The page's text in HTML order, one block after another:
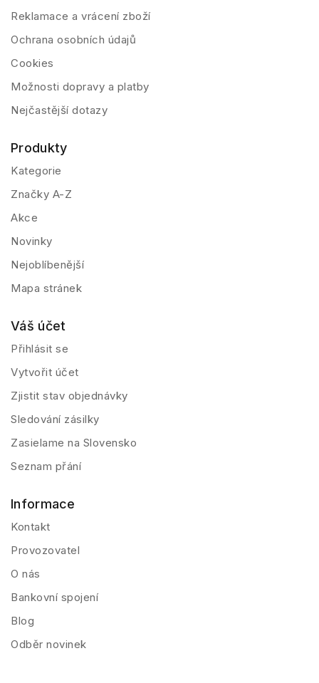
Reklamace a vrácení zboží
Ochrana osobních údajů
Cookies
Možnosti dopravy a platby
Nejčastější dotazy
Produkty
Kategorie
Značky A-Z
Akce
Novinky
Nejoblíbenější
Mapa stránek
Váš účet
Přihlásit se
Vytvořit účet
Zjistit stav objednávky
Sledování zásilky
Zasielame na Slovensko
Seznam přání
Informace
Kontakt
Provozovatel
O nás
Bankovní spojení
Blog
Odběr novinek